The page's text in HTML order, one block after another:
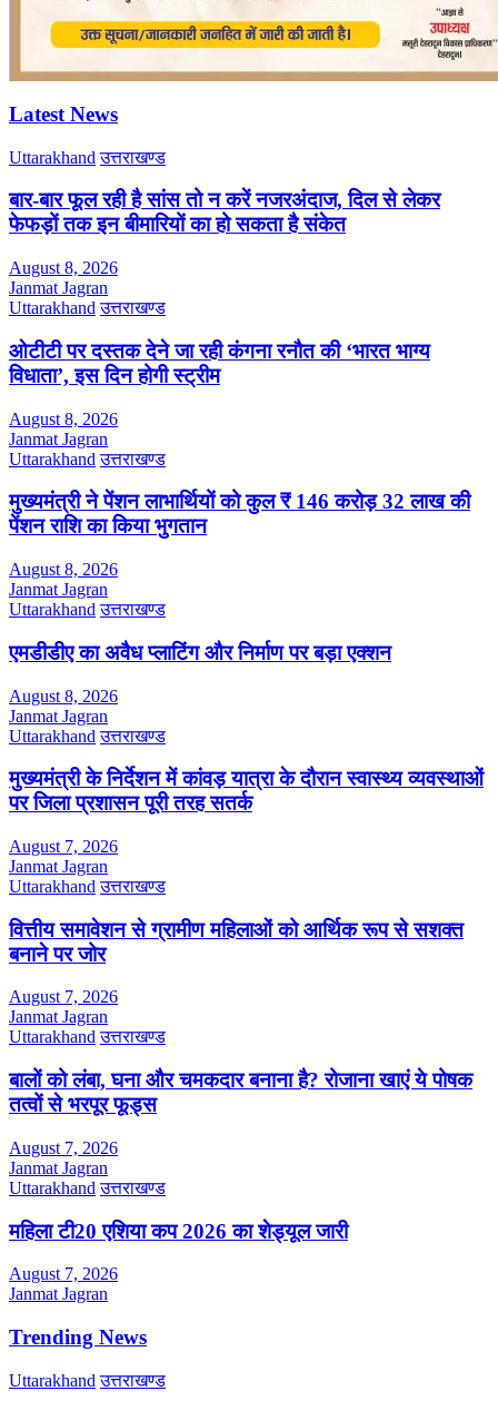
Latest News
Uttarakhand उत्तराखण्ड
बार-बार फूल रही है सांस तो न करें नजरअंदाज, दिल से लेकर
फेफड़ों तक इन बीमारियों का हो सकता है संकेत
August 8, 2026
Janmat Jagran
Uttarakhand उत्तराखण्ड
ओटीटी पर दस्तक देने जा रही कंगना रनौत की ‘भारत भाग्य
विधाता’, इस दिन होगी स्ट्रीम
August 8, 2026
Janmat Jagran
Uttarakhand उत्तराखण्ड
मुख्यमंत्री ने पेंशन लाभार्थियों को कुल ₹ 146 करोड़ 32 लाख की
पेंशन राशि का किया भुगतान
August 8, 2026
Janmat Jagran
Uttarakhand उत्तराखण्ड
एमडीडीए का अवैध प्लाटिंग और निर्माण पर बड़ा एक्शन
August 8, 2026
Janmat Jagran
Uttarakhand उत्तराखण्ड
मुख्यमंत्री के निर्देशन में कांवड़ यात्रा के दौरान स्वास्थ्य व्यवस्थाओं
पर जिला प्रशासन पूरी तरह सतर्क
August 7, 2026
Janmat Jagran
Uttarakhand उत्तराखण्ड
वित्तीय समावेशन से ग्रामीण महिलाओं को आर्थिक रूप से सशक्त
बनाने पर जोर
August 7, 2026
Janmat Jagran
Uttarakhand उत्तराखण्ड
बालों को लंबा, घना और चमकदार बनाना है? रोजाना खाएं ये पोषक
तत्वों से भरपूर फूड्स
August 7, 2026
Janmat Jagran
Uttarakhand उत्तराखण्ड
महिला टी20 एशिया कप 2026 का शेड्यूल जारी
August 7, 2026
Janmat Jagran
Trending News
Uttarakhand उत्तराखण्ड